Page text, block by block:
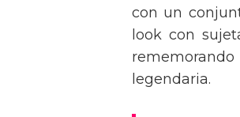
con un
look con
legendaria.